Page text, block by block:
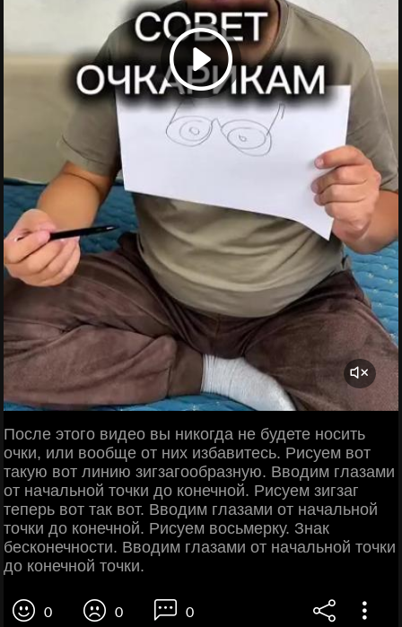
После этого видео вы никогда не будете носить
очки, или вообще от них избавитесь. Рисуем вот
такую вот линию зигзагообразную. Вводим глазами
от начальной точки до конечной. Рисуем зигзаг
теперь вот так вот. Вводим глазами от начальной
точки до конечной. Рисуем восьмерку. Знак
бесконечности. Вводим глазами от начальной точки
до конечной точки.
0 0 0